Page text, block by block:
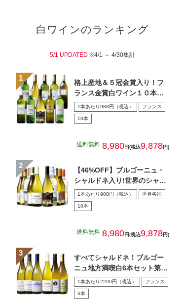
白ワインのランキング
5/1 UPDATED ※4/1 ～ 4/30集計
格上産地＆５冠金賞入り！フ
ランス金賞白ワイン１０本セ
ット
1本あたり988円（税込） フランス
10本
送料無料 8,980円(税込9,878円)
【46%OFF】ブルゴーニュ・
シャルドネ入り!世界のシャル
ドネ白10本セット 第…
1本あたり988円（税込） 世界各国
10本
送料無料 8,980円(税込9,878円)
すべてシャルドネ！ブルゴー
ニュ地方満喫白6本セット第5
弾1本あたり2200円（税込） フランス
6本